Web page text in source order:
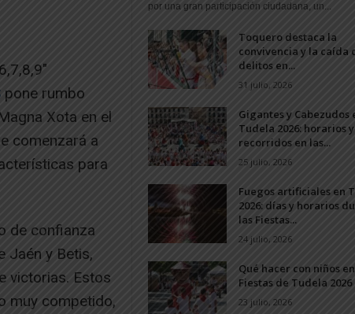
pone rumbo
Xota en el
comenzará a
para
de confianza
Jaén y Betis,
victorias. Estos
muy competido,
por una gran participación ciudadana, un...
Toquero destaca la
convivencia y la caída
delitos en...
31 julio, 2026
Gigantes y Cabezudos
Tudela 2026: horarios y
recorridos en las...
25 julio, 2026
Fuegos artificiales en
2026: días y horarios
las Fiestas...
24 julio, 2026
Qué hacer con niños
Fiestas de Tudela 2026
23 julio, 2026